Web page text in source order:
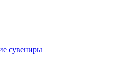
сувениры